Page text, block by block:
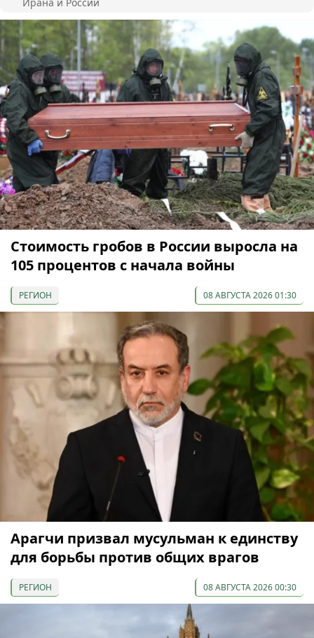
Стоимость гробов в России выросла на
105 процентов с начала войны
РЕГИОН 08 АВГУСТА 2026 01:30
Арагчи призвал мусульман к единству
для борьбы против общих врагов
РЕГИОН 08 АВГУСТА 2026 00:30